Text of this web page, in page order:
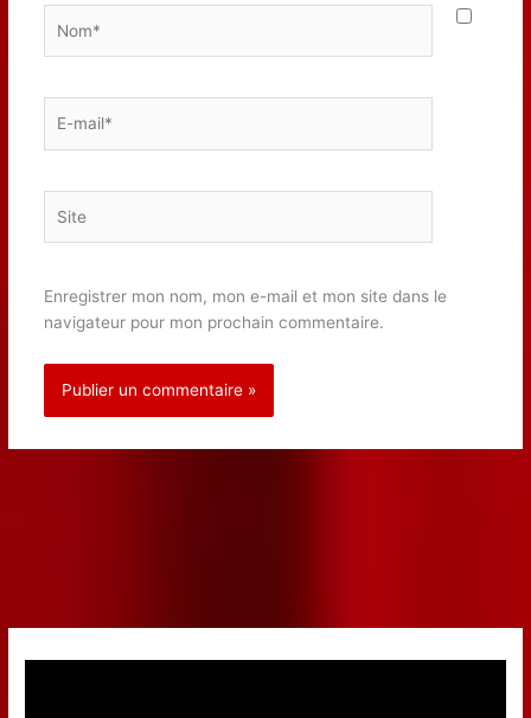
mail*
Enregistrer mon nom, mon e-mail et mon site dans le
navigateur pour mon prochain commentaire.